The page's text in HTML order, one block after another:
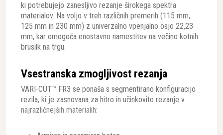
ki potrebujejo zanesljivo rezanje širokega spektra
materialov. Na voljo v treh različnih premerih (115 mm,
125 mm in 230 mm) z univerzalno vpenjalno osjo 22,23
mm, kar omogoča enostavno namestitev na večino kotnih
brusilk na trgu.
Vsestranska zmogljivost rezanja
VARI-CUT™ FR3 se ponaša s segmentirano konfiguracijo
rezila, ki je zasnovana za hitro in učinkovito rezanje v
najrazličnejših materialih: